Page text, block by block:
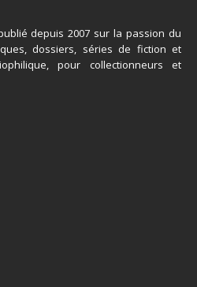
depuis 2007 sur la passion du
dossiers, séries de fiction et
pour collectionneurs et